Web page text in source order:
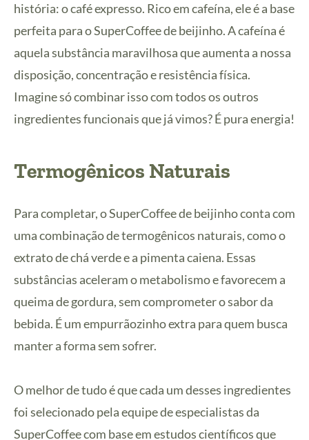
história: o café expresso. Rico em cafeína, ele é a base
perfeita para o SuperCoffee de beijinho. A cafeína é
aquela substância maravilhosa que aumenta a nossa
disposição, concentração e resistência física.
Imagine só combinar isso com todos os outros
ingredientes funcionais que já vimos? É pura energia!
Termogênicos Naturais
Para completar, o SuperCoffee de beijinho conta com
uma combinação de termogênicos naturais, como o
extrato de chá verde e a pimenta caiena. Essas
substâncias aceleram o metabolismo e favorecem a
queima de gordura, sem comprometer o sabor da
bebida. É um empurrãozinho extra para quem busca
manter a forma sem sofrer.
O melhor de tudo é que cada um desses ingredientes
foi selecionado pela equipe de especialistas da
SuperCoffee com base em estudos científicos que